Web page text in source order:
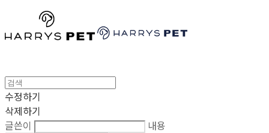
수정하기
삭제하기
글쓴이
내용